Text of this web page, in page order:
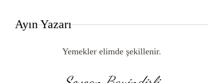
Ayın Yazarı
Yemekler elimde şekillenir.